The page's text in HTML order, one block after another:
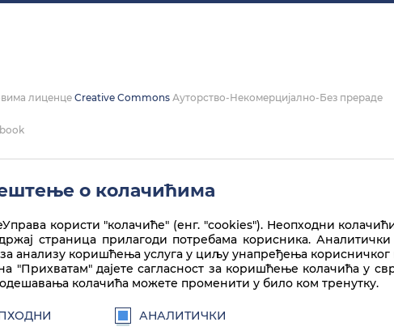
лиценце Creative Commons Ауторство-Некомерцијално-Без прераде
о колачићима
користи "колачиће" (енг. "cookies"). Неопходни
страница прилагоди потребама корисника.
анализу коришћења услуга у циљу унапређења корисничког
"Прихватам" дајете сагласност за коришћење колачића у
колачића можете променити у било ком тренутку.
АНАЛИТИЧКИ